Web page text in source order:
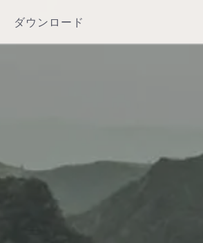
ダウンロード